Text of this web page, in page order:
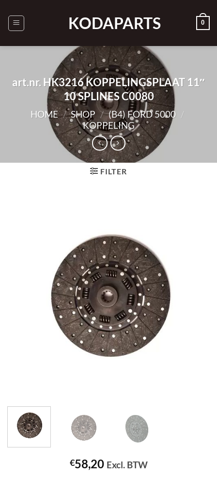
naar
inhoud
KODAPARTS 0
art.nr. HK3216 KOPPELINGSPLAAT 11″
10 SPLINES C0080
HOME / SHOP / (B4) FORD 5000 /
KOPPELING
FILTER
€58,20 Excl. BTW